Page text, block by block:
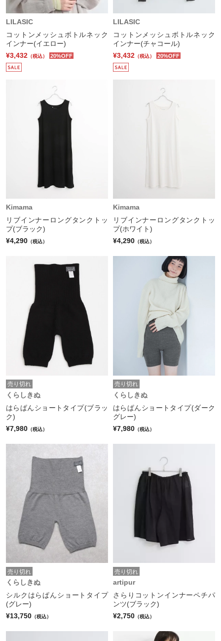
LILASIC
コットンメッシュボトルネック
インナー(イエロー)
¥3,432 （税込） 20%OFF
LILASIC
コットンメッシュボトルネック
インナー(チャコール)
¥3,432 （税込） 20%OFF
Kimama
リブインナーロングタンクトッ
プ(ブラック)
¥4,290 （税込）
Kimama
リブインナーロングタンクトッ
プ(ホワイト)
¥4,290 （税込）
売り切れ
くらしきぬ
はらぱんショートタイプ(ブラッ
ク)
¥7,980 （税込）
売り切れ
くらしきぬ
はらぱんショートタイプ(ダーク
グレー)
¥7,980 （税込）
売り切れ
くらしきぬ
シルクはらぱんショートタイプ
(グレー)
¥13,750 （税込）
売り切れ
artipur
さらりコットンインナーペチパ
ンツ(ブラック)
¥2,750 （税込）